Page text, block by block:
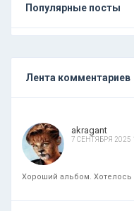
Популярные посты
Лента комментариев
akragant
7 СЕНТЯБРЯ 2025
Хороший альбом. Хотелось